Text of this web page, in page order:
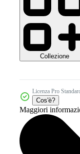
Collezione
Licenza Pro
Cos'è?
Maggiori